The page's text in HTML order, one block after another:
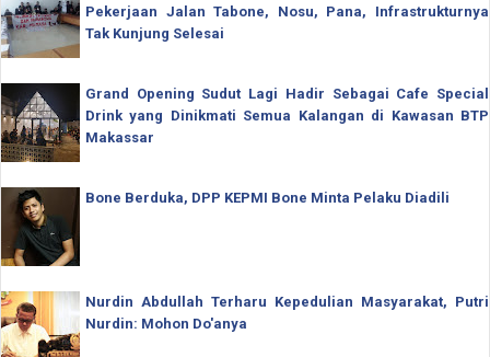
Pekerjaan Jalan Tabone, Nosu, Pana, Infrastrukturnya
Tak Kunjung Selesai
Grand Opening Sudut Lagi Hadir Sebagai Cafe Special
Drink yang Dinikmati Semua Kalangan di Kawasan BTP
Makassar
Bone Berduka, DPP KEPMI Bone Minta Pelaku Diadili
Nurdin Abdullah Terharu Kepedulian Masyarakat, Putri
Nurdin: Mohon Do'anya